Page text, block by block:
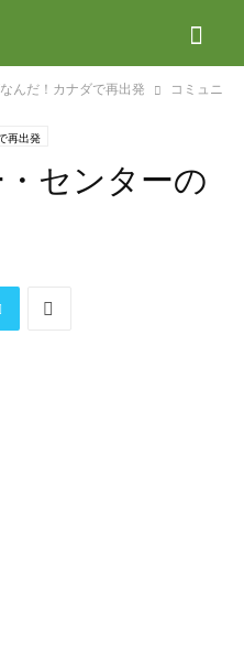
んだ！カナダで再出発
コミュニ
再出発
センターの